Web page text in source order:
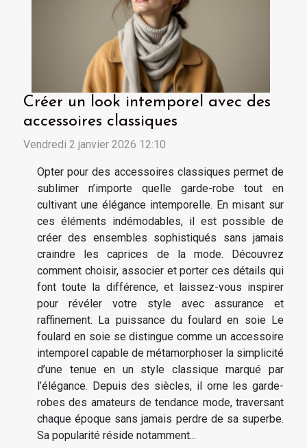
Créer un look intemporel avec des
accessoires classiques
Vendredi 2 janvier 2026 12:10
Opter pour des accessoires classiques permet de
sublimer n’importe quelle garde-robe tout en
cultivant une élégance intemporelle. En misant sur
ces éléments indémodables, il est possible de
créer des ensembles sophistiqués sans jamais
craindre les caprices de la mode. Découvrez
comment choisir, associer et porter ces détails qui
font toute la différence, et laissez-vous inspirer
pour révéler votre style avec assurance et
raffinement. La puissance du foulard en soie Le
foulard en soie se distingue comme un accessoire
intemporel capable de métamorphoser la simplicité
d’une tenue en un style classique marqué par
l’élégance. Depuis des siècles, il orne les garde-
robes des amateurs de tendance mode, traversant
chaque époque sans jamais perdre de sa superbe.
Sa popularité réside notamment...